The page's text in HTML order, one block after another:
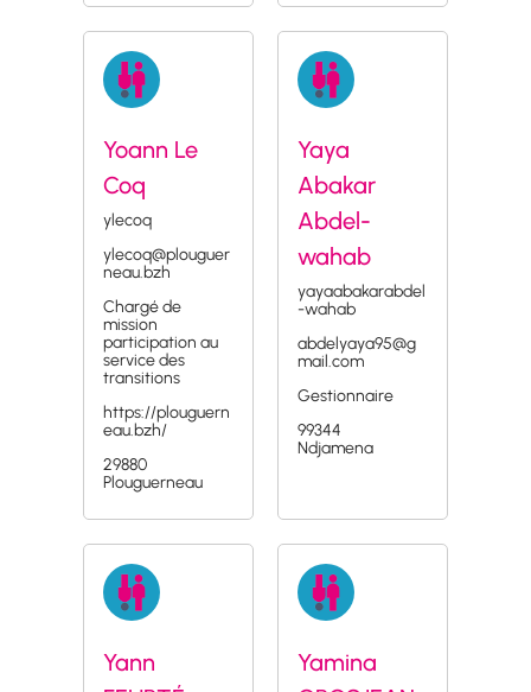
Yoann Le
Coq
ylecoq
ylecoq@plouguer
neau.bzh
Chargé de
mission
participation au
service des
transitions
https://plouguern
eau.bzh/
29880
Plouguerneau
Yaya
Abakar
Abdel-
wahab
yayaabakarabdel
-wahab
abdelyaya95@g
mail.com
Gestionnaire
99344
Ndjamena
Yann
Yamina